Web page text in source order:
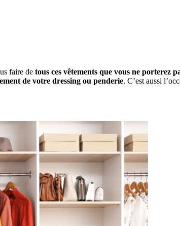
faire de tous ces vêtements que vous ne porterez
de votre dressing ou penderie. C’est aussi